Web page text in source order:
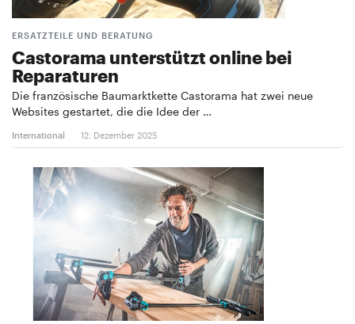
ERSATZTEILE UND BERATUNG
Castorama unterstützt online bei
Reparaturen
Die französische Baumarktkette Castorama hat zwei neue
Websites gestartet, die die Idee der …
International 12. Dezember 2025